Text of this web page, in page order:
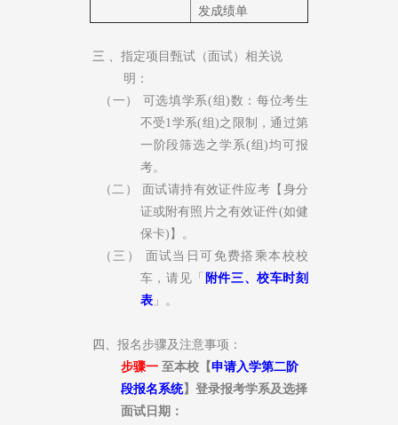
发成绩单
三 、 指定项目 甄试（面试）相关说
明：
（一）
可选填学系(组)数：每位考生
不受1 学系(组)之限制，通过第
一阶段筛选之学系(组)均可报
考。
（二）
面试请持有效证件应考【身分
证或附有照片之有效证件(如健
保卡) 】。
（三）
面试当日可免费搭乘本校校
车，请见「 附件三、校车时刻
表」。
四、 报名步骤及注意事项 ：
步骤一 至本校【申请入学第二阶
段报名系统】登录报考学系及选择
面试日期：